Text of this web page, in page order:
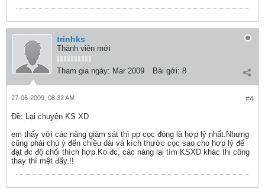
trinhks
Thành viên mới
Tham gia ngày: Mar 2009 Bài gởi: 8
#4
27-06-2009, 08:32 AM
Ðề: Lại chuyện KS XD
em thấy với các nàng giám sát thì pp cọc đóng là hợp lý nhất.Nhưng
cũng phải chú ý đến chiều dài và kích thước cọc sao cho hợp lý để
đạt đc độ chối thích hợp.Ko đc, các nàng lại tìm KSXD khác thi công
thay thì mệt đấy.!!